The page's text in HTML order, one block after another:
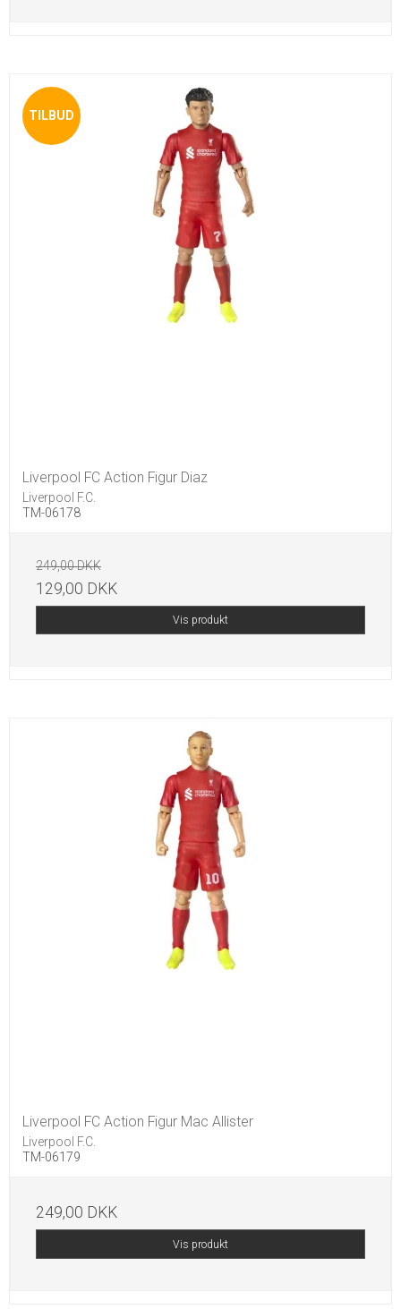
TILBUD
Liverpool FC Action Figur Diaz
Liverpool F.C.
TM-06178
249,00 DKK
129,00 DKK
Vis produkt
Liverpool FC Action Figur Mac Allister
Liverpool F.C.
TM-06179
249,00 DKK
Vis produkt